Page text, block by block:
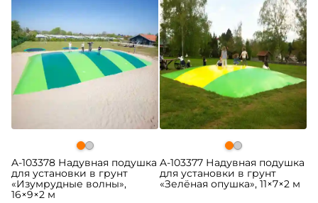
A-103378 Надувная подушка
для установки в грунт
«Изумрудные волны»,
16×9×2 м
A-103377 Надувная подушка
для установки в грунт
«Зелёная опушка», 11×7×2 м